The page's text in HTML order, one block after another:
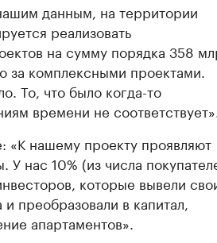
данным, на территории
реализовать
на сумму порядка 358
комплексными проектами.
То, что было когда-то
времени не соответствует».
«К нашему проекту проявляют
У нас 10% (из числа
которые вывели
преобразовали в капитал,
апартаментов».